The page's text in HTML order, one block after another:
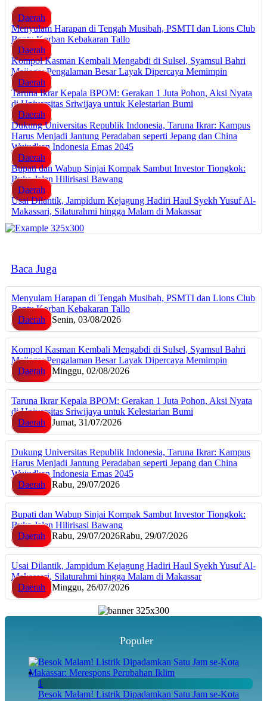
Daerah
Menyulam Harapan di Tengah Musibah, PSMTI dan Lions Club
Bantu Korban Kebakaran Tallo
Daerah
Kompol Kasman Kembali Mengabdi di Sulsel, Syamsul Bahri
Majjaga: Pengalaman Besar Layak Dipercaya Memimpin
Daerah
Taruna Ikrar Kepala BPOM: Gerakan 1 Juta Pohon, Aksi Nyata
di Universitas Sriwijaya untuk Kelestarian Bumi
Daerah
Dukung Universitas Republik Indonesia, Taruna Ikrar: Kampus
Harus Menjadi Jantung Peradaban seperti Jepang dan China
Wujudkan Indonesia Emas 2045
Daerah
Bupati dan Wabup Sinjai Kompak Sambut Investor Tiongkok:
Buka Jalan Hilirisasi Bawang
Daerah
Usai Dilantik, Jampidum Kejagung Hadiri Haul Syekh Yusuf Al-
Makassari, Silaturahmi hingga Malam di Makassar
Baca Juga
Menyulam Harapan di Tengah Musibah, PSMTI dan Lions Club
Bantu Korban Kebakaran Tallo
Daerah
Senin, 03/08/2026
Kompol Kasman Kembali Mengabdi di Sulsel, Syamsul Bahri
Majjaga: Pengalaman Besar Layak Dipercaya Memimpin
Daerah
Minggu, 02/08/2026
Taruna Ikrar Kepala BPOM: Gerakan 1 Juta Pohon, Aksi Nyata
di Universitas Sriwijaya untuk Kelestarian Bumi
Daerah
Jumat, 31/07/2026
Dukung Universitas Republik Indonesia, Taruna Ikrar: Kampus
Harus Menjadi Jantung Peradaban seperti Jepang dan China
Wujudkan Indonesia Emas 2045
Daerah
Rabu, 29/07/2026
Bupati dan Wabup Sinjai Kompak Sambut Investor Tiongkok:
Buka Jalan Hilirisasi Bawang
Daerah
Rabu, 29/07/2026Rabu, 29/07/2026
Usai Dilantik, Jampidum Kejagung Hadiri Haul Syekh Yusuf Al-
Makassari, Silaturahmi hingga Malam di Makassar
Daerah
Minggu, 26/07/2026
Populer
1
Besok Malam! Listrik Dipadamkan Satu Jam se-Kota